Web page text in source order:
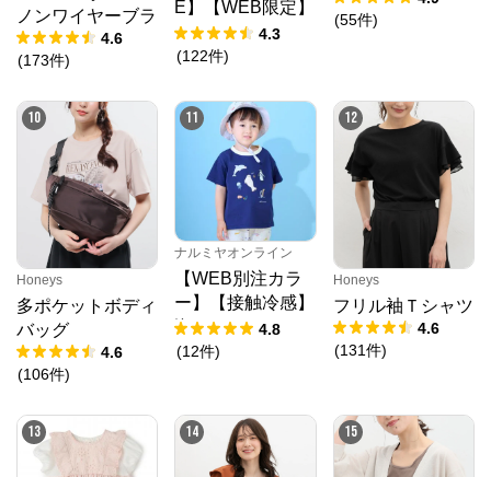
ノンワイヤーブラ
4.6
(173件)
E】【WEB限定】
STEPMARK ルー
ズペインターパン
4.3
(122件)
(55件)
10
Honeys
多ポケットボディ
バッグ
4.6
(106件)
11
ナルミヤオンライン
【WEB別注カラ
ー】【接触冷感】
海のいきものアッ
プリケ半袖Tシャ
4.8
(12件)
12
Honeys
フリル袖Ｔシャツ
4.6
(131件)
13 14 15
クロスプラス　オンラインストア
からのコメン
ALPHA CUBIC (アルファーキュービック)、DECOY
(デコイ)、Petit Honfleur (プチオンフルール)、
DERMASHARE (ダーマシェア)など、20 代～ 40 代の
大人女子ブランドを中心に、多くの人気ブランドをラ
インナップ。
レディースファッションを中心に、ライフスタイルを
豊かにするオリジナルアイテムをご提案します。